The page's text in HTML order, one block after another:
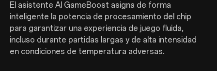
El asistente AI GameBoost asigna de forma
inteligente la potencia de procesamiento del chip
para garantizar una experiencia de juego fluida,
incluso durante partidas largas y de alta intensidad
en condiciones de temperatura adversas.